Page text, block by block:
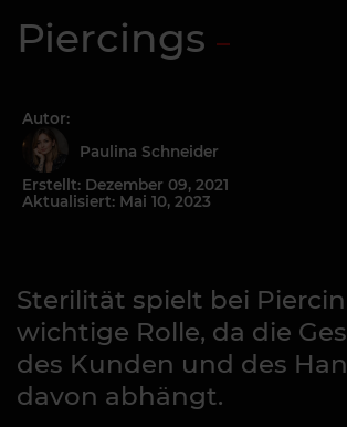
Piercings
Autor:
Paulina Schneider
Erstellt: Dezember 09, 2021
Aktualisiert: Mai 10, 2023
Sterilität spielt bei
wichtige Rolle, da die
des Kunden und des
davon abhängt.